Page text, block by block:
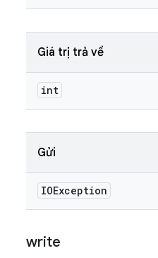
Giá trị trả về
int
Gửi
IOException
write